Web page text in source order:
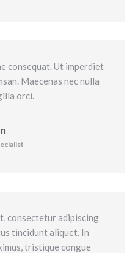
consequat. Ut imperdiet
Maecenas nec nulla
orci.
consectetur adipiscing
tincidunt aliquet. In
tristique congue